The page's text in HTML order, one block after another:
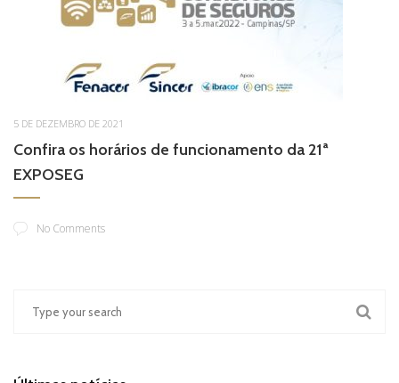
5 DE DEZEMBRO DE 2021
Confira os horários de funcionamento da 21ª
EXPOSEG
No Comments